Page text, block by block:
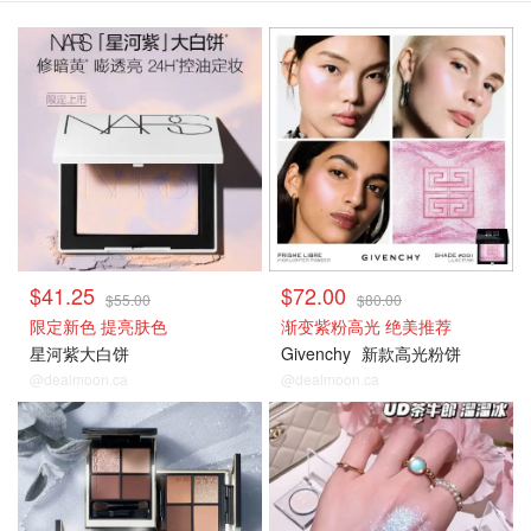
氛围感妆容
$41.25 $55.00
限定新色 提亮肤色
星河紫大白饼
@dealmoon.ca
氛围感妆容
$72.00 $80.00
渐变紫粉高光 绝美推荐
Givenchy 新款高光粉饼
@dealmoon.ca
氛围感妆容 氛围感妆容